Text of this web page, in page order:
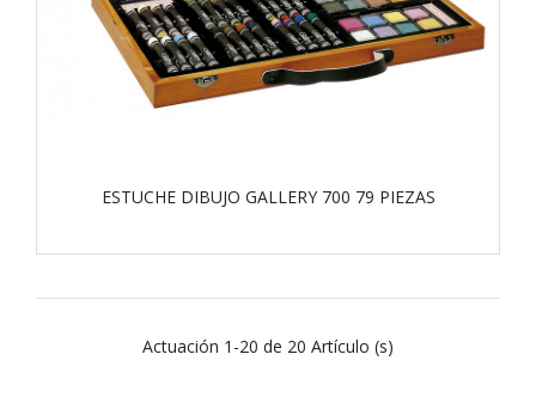
ESTUCHE DIBUJO GALLERY 700 79 PIEZAS
Actuación 1-20 de 20 Artículo (s)